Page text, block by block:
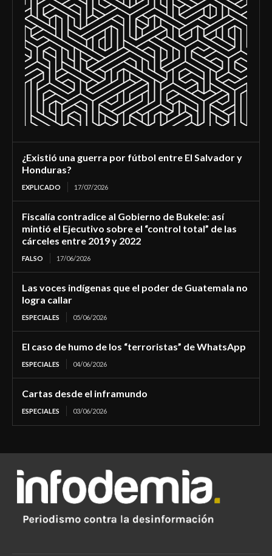
¿Existió una guerra por fútbol entre El Salvador y
Honduras?
EXPLICADO 17/07/2026
Fiscalía contradice al Gobierno de Bukele: así
mintió el Ejecutivo sobre el “control total” de las
cárceles entre 2019 y 2022
FALSO 17/06/2026
Las voces indígenas que el poder de Guatemala no
logra callar
ESPECIALES 05/06/2026
El caso de humo de los “terroristas” de WhatsApp
ESPECIALES 04/06/2026
Cartas desde el inframundo
ESPECIALES 03/06/2026